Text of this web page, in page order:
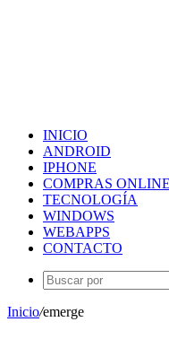
INICIO
ANDROID
IPHONE
COMPRAS ONLINE
TECNOLOGÍA
WINDOWS
WEBAPPS
CONTACTO
Inicio/emerge